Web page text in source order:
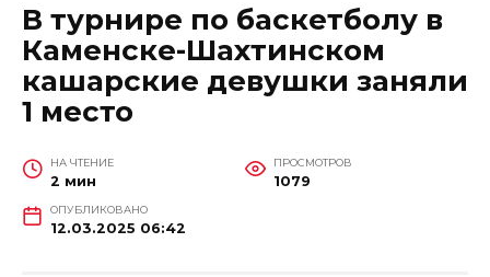
В турнире по баскетболу в
Каменске-Шахтинском
кашарские девушки заняли
1 место
НА ЧТЕНИЕ
2 мин
ПРОСМОТРОВ
1079
ОПУБЛИКОВАНО
12.03.2025 06:42